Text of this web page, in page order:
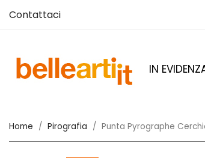
Contattaci
IN
Home Pirografia Punta Pyrographe